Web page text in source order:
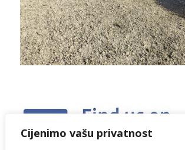
Cijenimo vašu privatnost